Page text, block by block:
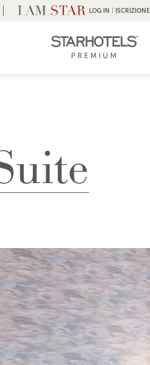
LOG IN ISCRIZIONE